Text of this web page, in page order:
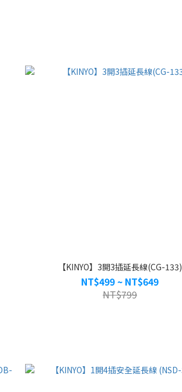
【KINYO】3開3插延長線(CG-133)
NT$499 ~ NT$649
NT$799